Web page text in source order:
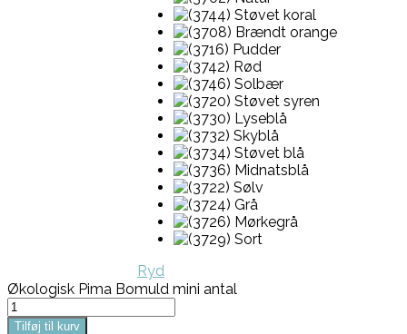
Ryd
Økologisk Pima Bomuld mini antal
Tilføj til kurv